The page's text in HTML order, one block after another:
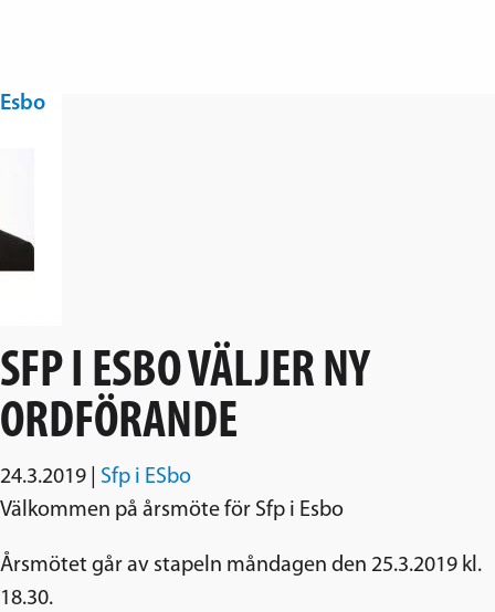
Esbo
SFP I ESBO VÄLJER NY
ORDFÖRANDE
24.3.2019
Sfp i ESbo
Välkommen på årsmöte för Sfp i Esbo
Årsmötet går av stapeln måndagen den 25.3.2019 kl.
18.30.